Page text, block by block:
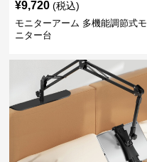
¥9,720 (税込)
モニターアーム 多機能調節式モ
ニター台